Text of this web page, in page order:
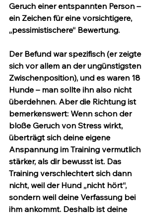
Geruch einer entspannten Person –
ein Zeichen für eine vorsichtigere,
„pessimistischere“ Bewertung.
Der Befund war spezifisch (er zeigte
sich vor allem an der ungünstigsten
Zwischenposition), und es waren 18
Hunde – man sollte ihn also nicht
überdehnen. Aber die Richtung ist
bemerkenswert: Wenn schon der
bloße Geruch von Stress wirkt,
überträgt sich deine eigene
Anspannung im Training vermutlich
stärker, als dir bewusst ist. Das
Training verschlechtert sich dann
nicht, weil der Hund „nicht hört“,
sondern weil deine Verfassung bei
ihm ankommt. Deshalb ist deine